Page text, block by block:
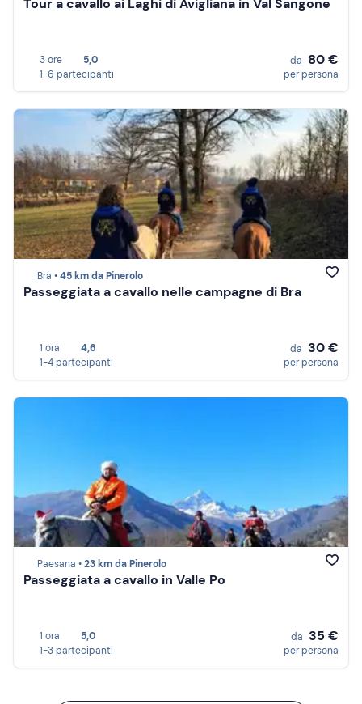
Tour a cavallo ai Laghi di Avigliana in Val Sangone
3 ore
5,0
1-6 partecipanti
da 80 €
per persona
Bra •45 km da Pinerolo
Passeggiata a cavallo nelle campagne di Bra
1 ora
4,6
1-4 partecipanti
da 30 €
per persona
Paesana •23 km da Pinerolo
Passeggiata a cavallo in Valle Po
1 ora
5,0
1-3 partecipanti
da 35 €
per persona